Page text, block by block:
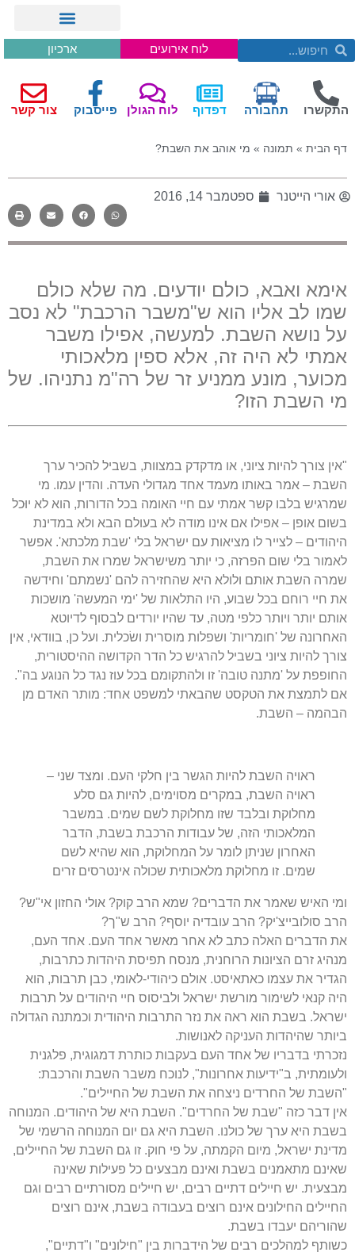
לוח אירועים ארכיון
התקשרו תחבורה דפדוף לוח הגולן פייסבוק צור קשר
דף הבית » תמונה » מי אוהב את השבת?
אורי הייטנר ספטמבר 14, 2016
אימא ואבא, כולם יודעים. מה שלא כולם
שמו לב אליו הוא ש"משבר הרכבת" לא נסב
על נושא השבת. למעשה, אפילו משבר
אמתי לא היה זה, אלא ספין מלאכותי
מכוער, מונע ממניע זר של רה"מ נתניהו. של
מי השבת הזו?
"אין צורך להיות ציוני, או מדקדק במצוות, בשביל להכיר ערך
השבת – אמר באותו מעמד אחד מגדולי העדה. והדין עמו. מי
שמרגיש בלבו קשר אמתי עם חיי האומה בכל הדורות, הוא לא יוּכל
בשום אופן – אפילו אם אינו מודה לא בעולם הבא ולא במדינת
היהודים – לצייר לו מציאות עם ישראל בלי 'שבת מלכתא'. אפשר
לאמור בלי שום הפרזה, כי יותר משישראל שמרו את השבת,
שמרה השבת אותם ולולא היא שהחזירה להם 'נשמתם' וחידשה
את חיי רוחם בכל שבוע, היו התלאות של 'ימי המעשה' מושכות
אותם יותר ויותר כלפי מטה, עד שהיו יורדים לבסוף לדיוטא
האחרונה של 'חומריות' ושפלות מוסרית ושׂכלית. ועל כן, בוודאי, אין
צורך להיות ציוני בשביל להרגיש כל הדר הקדושה ההיסטורית,
החופפת על 'מתנה טובה' זו ולהתקומם בכל עוז נגד כל הנוגע בה".
אם לתמצת את הטקסט שהבאתי למשפט אחד: מותר האדם מן
הבהמה – השבת.
ראויה השבת להיות הגשר בין חלקי העם. ומצד שני –
ראויה השבת, במקרים מסוימים, להיות גם סלע
מחלוקת ובלבד שזו מחלוקת לשם שמים. במשבר
המלאכותי הזה, של עבודות הרכבת בשבת, הדבר
האחרון שניתן לומר על המחלוקת, הוא שהיא לשם
שמים. זו מחלוקת מלאכותית שכולה אינטרסים זרים
ומי האיש שאמר את הדברים? שמא הרב קוק? אולי החזון אי"ש?
הרב סולובייצ'יק? הרב עובדיה יוסף? הרב ש"ך?
את הדברים האלה כתב לא אחר מאשר אחד העם. אחד העם,
מנהיג זרם הציונות הרוחנית, מנסח תפיסת היהדות כתרבות,
הגדיר את עצמו כאתאיסט. אולם כיהודי-לאומי, כבן תרבות, הוא
היה קנאי לשימור מורשת ישראל ולביסוס חיי היהודים על תרבות
ישראל. בשבת הוא ראה את נזר התרבות היהודית וכמתנה הגדולה
ביותר שהיהדות העניקה לאנושות.
נזכרתי בדבריו של אחד העם בעקבות כותרת דמגוגית, פלגנית
ולעומתית, ב"ידיעות אחרונות", לנוכח משבר השבת והרכבת:
"השבת של החרדים ניצחה את השבת של החיילים".
אין דבר כזה "שבת של החרדים". השבת היא של היהודים. המנוחה
בשבת היא ערך של כולנו. השבת היא גם יום המנוחה הרשמי של
מדינת ישראל, מיום הקמתה, על פי חוק. זו גם השבת של החיילים,
שאינם מתאמנים בשבת ואינם מבצעים כל פעילות שאינה
מבצעית. יש חיילים דתיים רבים, יש חיילים מסורתיים רבים וגם
החיילים החילונים אינם רוצים בעבודה בשבת, אינם רוצים
שהוריהם יעבדו בשבת.
כשותף למהלכים רבים של הידברות בין "חילונים" ו"דתיים",